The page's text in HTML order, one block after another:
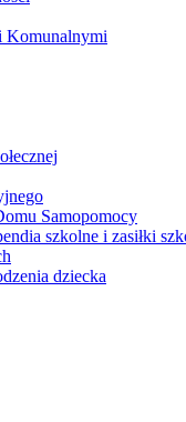
Komunalnymi
Samopomocy
szkolne i zasiłki
dziecka